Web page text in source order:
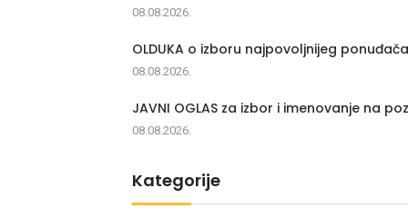
08.08.2026.
OLDUKA o izboru najpovoljnijeg
08.08.2026.
JAVNI OGLAS za izbor i imenovanje na
08.08.2026.
Kategorije